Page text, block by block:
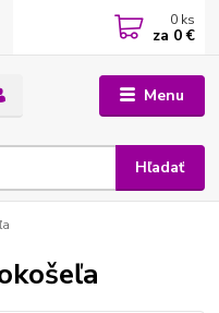
Menu
Hľadať
0 ks
za 0 €